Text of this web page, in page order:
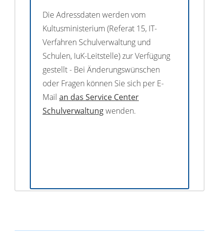
Die Adressdaten werden vom
Kultusministerium (Referat 15, IT-
Verfahren Schulverwaltung und
Schulen, IuK-Leitstelle) zur Verfügung
gestellt - Bei Änderungswünschen
oder Fragen können Sie sich per E-
Mail an das Service Center
Schulverwaltungwenden.